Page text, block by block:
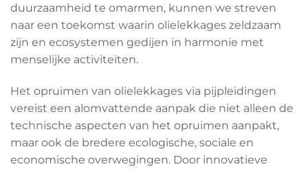
duurzaamheid te omarmen, kunnen we streven
naar een toekomst waarin olielekkages zeldzaam
zijn en ecosystemen gedijen in harmonie met
menselijke activiteiten.
Het opruimen van olielekkages via pijpleidingen
vereist een alomvattende aanpak die niet alleen de
technische aspecten van het opruimen aanpakt,
maar ook de bredere ecologische, sociale en
economische overwegingen. Door innovatieve